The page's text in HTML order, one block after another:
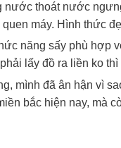
nước thoát nước
máy. Hình thức
năng sấy phù hợp
lấy đồ ra liền ko
mình đã ân hận vì
bắc hiện nay, mà